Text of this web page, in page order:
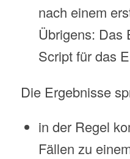
nach einem
Übrigens: Das
Script für das
Die Ergebnisse
in der Regel
Fällen zu